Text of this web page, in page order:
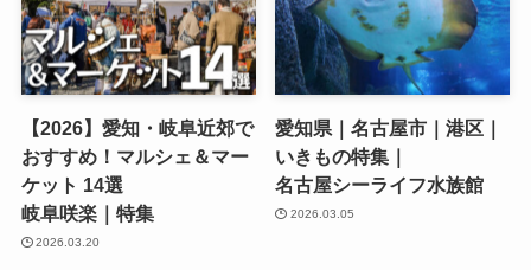
【2026】愛知・岐阜近郊で
おすすめ！マルシェ＆マー
ケット 14選
岐阜咲楽｜特集
2026.03.20
愛知県｜名古屋市｜港区｜
いきもの特集｜
名古屋シーライフ水族館
2026.03.05